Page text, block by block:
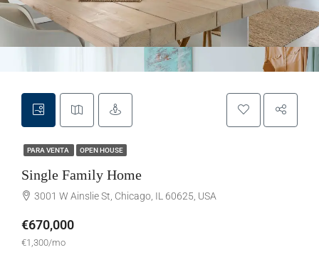
PARA VENTA OPEN HOUSE
Single Family Home
3001 W Ainslie St, Chicago, IL 60625, USA
€670,000
€1,300/mo